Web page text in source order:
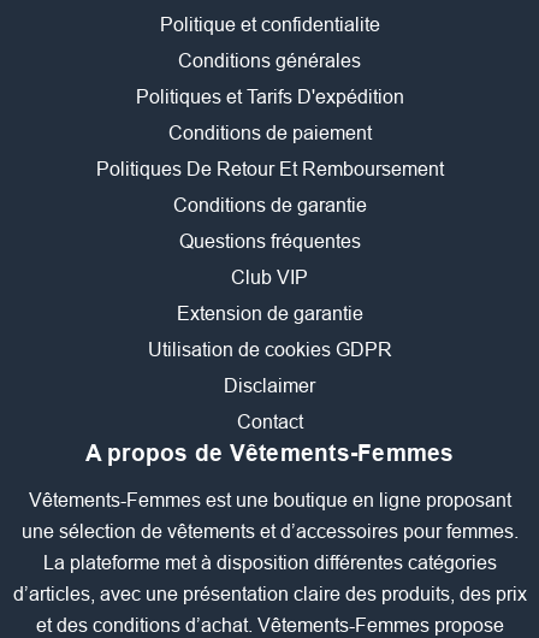
Politique et confidentialite
Conditions générales
Politiques et Tarifs D'expédition
Conditions de paiement
Politiques De Retour Et Remboursement
Conditions de garantie
Questions fréquentes
Club VIP
Extension de garantie
Utilisation de cookies GDPR
Disclaimer
Contact
A propos de Vêtements-Femmes
Vêtements-Femmes est une boutique en ligne proposant
une sélection de vêtements et d’accessoires pour femmes.
La plateforme met à disposition différentes catégories
d’articles, avec une présentation claire des produits, des prix
et des conditions d’achat. Vêtements-Femmes propose